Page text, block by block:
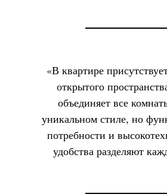
«В квартире
открытого
объединяет все
уникальном стиле, но
потребности и
удобства разделяют